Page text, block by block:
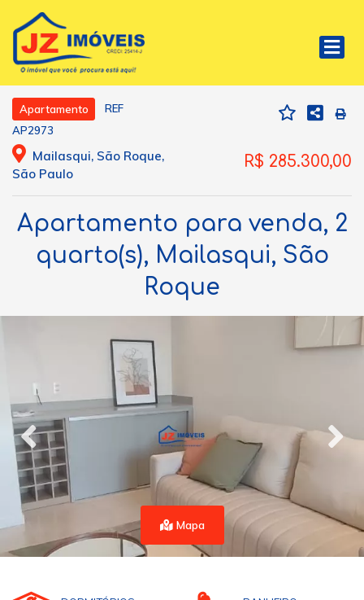
Apartamento
REF
AP2973
Mailasqui, São Roque,
São Paulo
R$ 285.300,00
Apartamento para venda, 2
quarto(s), Mailasqui, São
Roque
Mapa